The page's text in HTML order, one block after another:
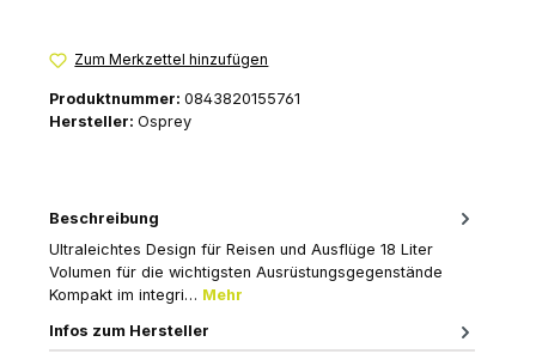
Zum Merkzettel hinzufügen
Produktnummer: 0843820155761
Hersteller: Osprey
Beschreibung
Ultraleichtes Design für Reisen und Ausflüge 18 Liter
Volumen für die wichtigsten Ausrüstungsgegenstände
Kompakt im integri… Mehr
Infos zum Hersteller